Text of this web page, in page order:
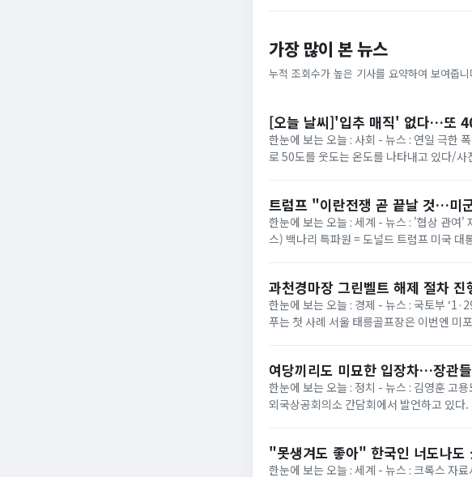
가장 많이 본 뉴스
누적 조회수가 높은 기사를 요약하여 보여줍니
[오늘 날씨]'입추 매직' 없다…또
한눈에 보는 오늘 : 사회 - 뉴스 : 연일 극한
로 50도를 웃도는 온도를 나타내고 있다/
트럼프 "이란전쟁 곧 끝날 것…미
한눈에 보는 오늘 : 세계 - 뉴스 : '협상 관
스) 백나리 특파원 = 도널드 트럼프 미국
과천경마장 그린벨트 해제 절차
한눈에 보는 오늘 : 경제 - 뉴스 : 국토부
푸는 첫 사례 서울 태릉골프장은 이번엔 미
여당끼리도 미묘한 입장차…장관
한눈에 보는 오늘 : 정치 - 뉴스 : 김영훈 고
외국상공회의소 간담회에서 발언하고 있
"못생겨도 좋아" 한국인 너도나
한눈에 보는 오늘 : 세계 - 뉴스 : 크록스 자